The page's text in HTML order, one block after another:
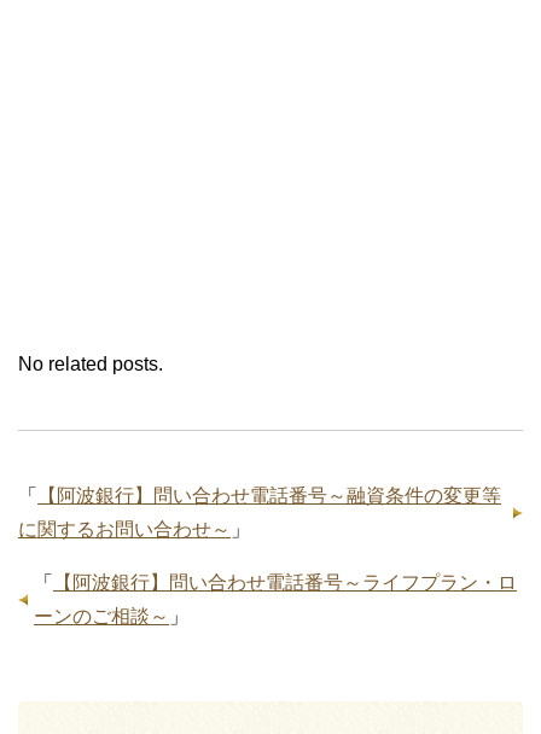
No related posts.
「
【阿波銀行】問い合わせ電話番号～融資条件の変更等
に関するお問い合わせ～ 」
「
【阿波銀行】問い合わせ電話番号～ライフプラン・ロ
ーンのご相談～ 」